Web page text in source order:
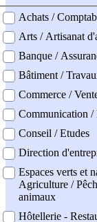
professionel
Achats /
Arts / Artisanat
Banque /
Bâtiment /
Commerce /
Communication /
Conseil / Etudes
Direction
Espaces verts et
Agriculture /
animaux
Hôtellerie -